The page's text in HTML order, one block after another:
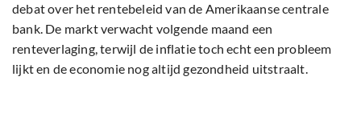
debat over het rentebeleid van de Amerikaanse centrale
bank. De markt verwacht volgende maand een
renteverlaging, terwijl de inflatie toch echt een probleem
lijkt en de economie nog altijd gezondheid uitstraalt.